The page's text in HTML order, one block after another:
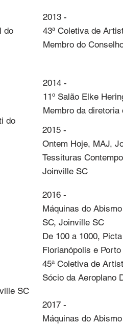
do
do
SC
2013 -
43ª Coletiva de
Membro do
2014 -
11º Salão Elke
Membro da
2015 -
Ontem Hoje, MAJ,
Tessituras
Joinville SC
2016 -
Máquinas do
SC, Joinville SC
De 100 a 1000,
Florianópolis e
45ª Coletiva de
Sócio da Aeroplano
2017 -
Máquinas do